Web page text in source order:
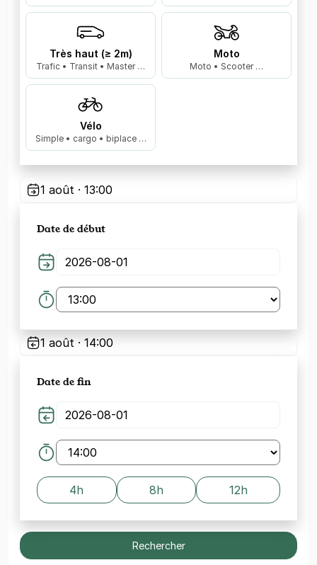
Très haut (≥ 2m)
Trafic • Transit • Master …
Moto
Moto • Scooter …
Vélo
Simple • cargo • biplace …
1 août · 13:00
Date de début
1 août · 14:00
Date de fin
4h 8h 12h
Rechercher